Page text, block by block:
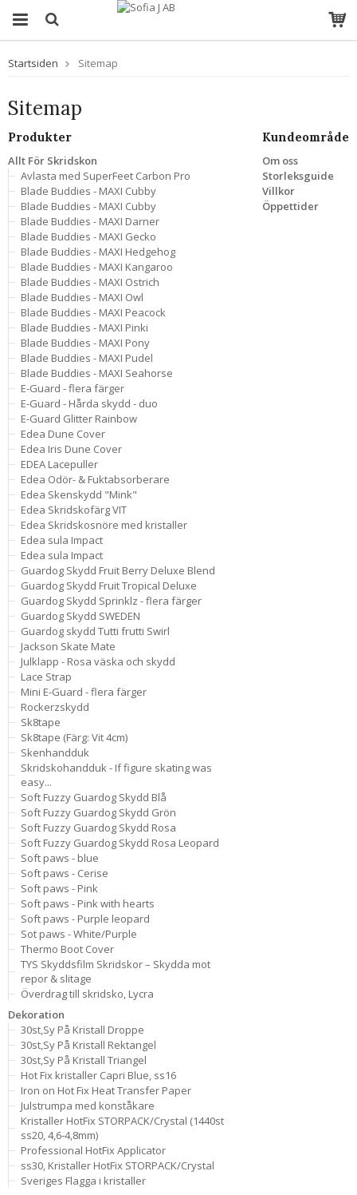
Startsiden Sitemap
Sitemap
Produkter
Allt För Skridskon
Avlasta med SuperFeet Carbon Pro
Blade Buddies - MAXI Cubby
Blade Buddies - MAXI Cubby
Blade Buddies - MAXI Darner
Blade Buddies - MAXI Gecko
Blade Buddies - MAXI Hedgehog
Blade Buddies - MAXI Kangaroo
Blade Buddies - MAXI Ostrich
Blade Buddies - MAXI Owl
Blade Buddies - MAXI Peacock
Blade Buddies - MAXI Pinki
Blade Buddies - MAXI Pony
Blade Buddies - MAXI Pudel
Blade Buddies - MAXI Seahorse
E-Guard - flera färger
E-Guard - Hårda skydd - duo
E-Guard Glitter Rainbow
Edea Dune Cover
Edea Iris Dune Cover
EDEA Lacepuller
Edea Odör- & Fuktabsorberare
Edea Skenskydd "Mink"
Edea Skridskofärg VIT
Edea Skridskosnöre med kristaller
Edea sula Impact
Edea sula Impact
Guardog Skydd Fruit Berry Deluxe Blend
Guardog Skydd Fruit Tropical Deluxe
Guardog Skydd Sprinklz - flera färger
Guardog Skydd SWEDEN
Guardog skydd Tutti frutti Swirl
Jackson Skate Mate
Julklapp - Rosa väska och skydd
Lace Strap
Mini E-Guard - flera färger
Rockerzskydd
Sk8tape
Sk8tape (Färg: Vit 4cm)
Skenhandduk
Skridskohandduk - If figure skating was
easy...
Soft Fuzzy Guardog Skydd Blå
Soft Fuzzy Guardog Skydd Grön
Soft Fuzzy Guardog Skydd Rosa
Soft Fuzzy Guardog Skydd Rosa Leopard
Soft paws - blue
Soft paws - Cerise
Soft paws - Pink
Soft paws - Pink with hearts
Soft paws - Purple leopard
Sot paws - White/Purple
Thermo Boot Cover
TYS Skyddsfilm Skridskor – Skydda mot
repor & slitage
Överdrag till skridsko, Lycra
Dekoration
30st,Sy På Kristall Droppe
30st,Sy På Kristall Rektangel
30st,Sy På Kristall Triangel
Hot Fix kristaller Capri Blue, ss16
Iron on Hot Fix Heat Transfer Paper
Julstrumpa med konståkare
Kristaller HotFix STORPACK/Crystal (1440st
ss20, 4,6-4,8mm)
Professional HotFix Applicator
ss30, Kristaller HotFix STORPACK/Crystal
Sveriges Flagga i kristaller
Kundeområde
Om oss
Storleksguide
Villkor
Öppettider